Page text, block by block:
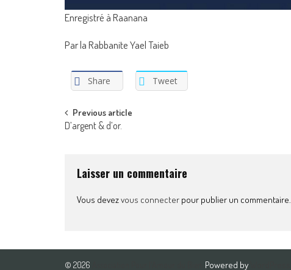
Enregistré à Raanana
Par la Rabbanite Yael Taieb
Share Tweet
Post
navigation
Previous article
D’argent & d’or.
Laisser un commentaire
Vous devezvous connecter pour publier un commentaire.
© 2026 Powered by